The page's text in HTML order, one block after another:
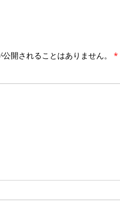
開されることはありません。 *